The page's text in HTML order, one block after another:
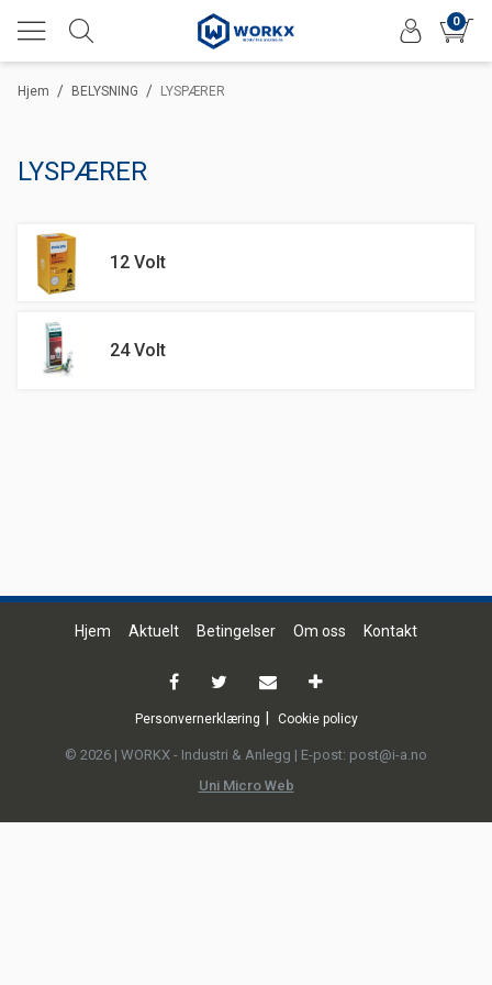
0
/
Hjem /
BELYSNING LYSPÆRER
LYSPÆRER
12 Volt
24 Volt
Hjem Aktuelt Betingelser Om oss Kontakt
Personvernerklæring Cookie policy
© 2026 | WORKX - Industri & Anlegg | E-post: post@i-a.no
Uni Micro Web